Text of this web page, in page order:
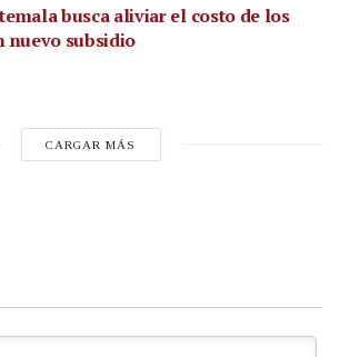
busca aliviar el costo de los
nuevo subsidio
CARGAR MÁS